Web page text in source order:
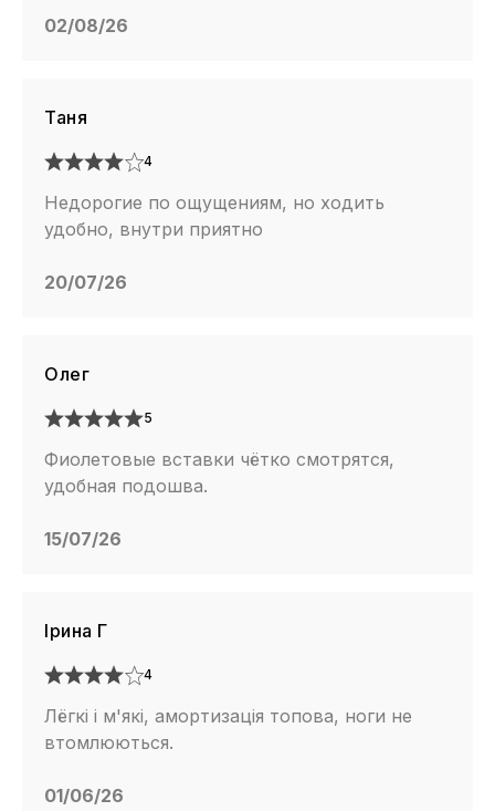
02/08/26
Таня
4
Недорогие по ощущениям, но ходить
удобно, внутри приятно
20/07/26
Олег
5
Фиолетовые вставки чётко смотрятся,
удобная подошва.
15/07/26
Ірина Г
4
Лёгкі і м'які, амортизація топова, ноги не
втомлюються.
01/06/26